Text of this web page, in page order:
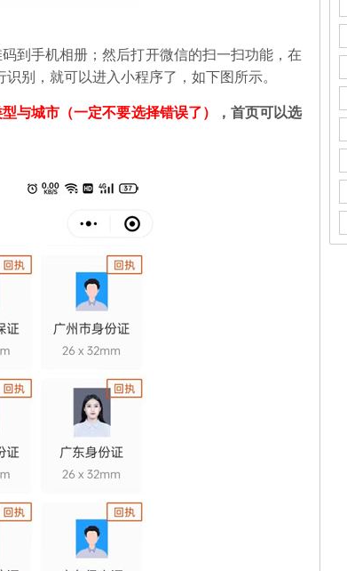
到手机相册；然后打开微信的扫一扫功能，在
别，就可以进入小程序了，如下图所示。
与城市（一定不要选择错误了）
，首页可以选